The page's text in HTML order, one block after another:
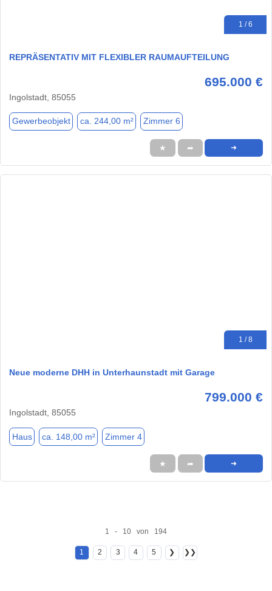
1 / 6
REPRÄSENTATIV MIT FLEXIBLER RAUMAUFTEILUNG
695.000 €
Ingolstadt, 85055
Gewerbeobjekt ca. 244,00 m² Zimmer 6
★ ➦ ➜
1 / 8
Neue moderne DHH in Unterhaunstadt mit Garage
799.000 €
Ingolstadt, 85055
Haus ca. 148,00 m² Zimmer 4
★ ➦ ➜
1 - 10 von 194
1 2 3 4 5 ❯ ❯❯